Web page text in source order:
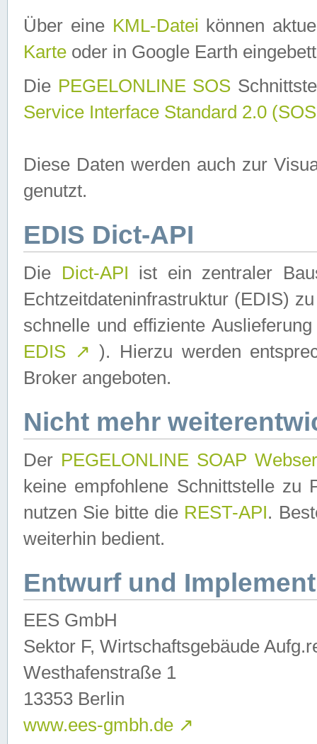
Über eine KML-Datei können
Karte oder in Google Earth
Die PEGELONLINE SOS
Service Interface Standard 2.0
Diese Daten werden auch zur
genutzt.
EDIS Dict-API
Die Dict-API ist ein zentraler
Echtzeitdateninfrastruktur (EDIS)
schnelle und effiziente
EDIS ↗ ). Hierzu werden
Broker angeboten.
Nicht mehr
Der PEGELONLINE SOAP
keine empfohlene Schnittstelle zu
nutzen Sie bitte die REST-API.
weiterhin bedient.
Entwurf und
EES GmbH
Sektor F, Wirtschaftsgebäude
Westhafenstraße 1
13353 Berlin
www.ees-gmbh.de ↗